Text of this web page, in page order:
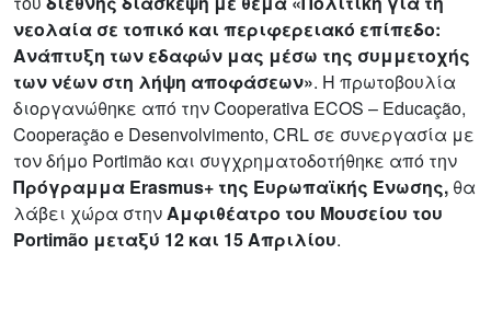
νεολαία σε τοπικό και περιφερειακό επίπεδο:
Ανάπτυξη των εδαφών μας μέσω της συμμετοχής
των νέων στη λήψη αποφάσεων». Η πρωτοβουλία
διοργανώθηκε από την Cooperativa ECOS – Educação,
Cooperação e Desenvolvimento, CRL σε συνεργασία με
τον δήμο Portimão και συγχρηματοδοτήθηκε από την
Πρόγραμμα Erasmus+ της Ευρωπαϊκής Ένωσης, θα
λάβει χώρα στηνΑμφιθέατρο του Μουσείου του
Portimão μεταξύ 12 και 15 Απριλίου.